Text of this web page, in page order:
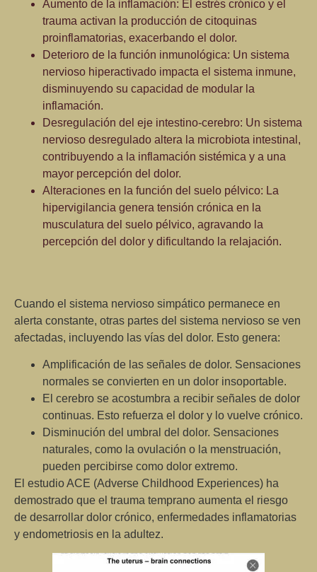
Aumento de la inflamación: El estrés crónico y el
trauma activan la producción de citoquinas
proinflamatorias, exacerbando el dolor.
Deterioro de la función inmunológica: Un sistema
nervioso hiperactivado impacta el sistema inmune,
disminuyendo su capacidad de modular la
inflamación.
Desregulación del eje intestino-cerebro: Un sistema
nervioso desregulado altera la microbiota intestinal,
contribuyendo a la inflamación sistémica y a una
mayor percepción del dolor.
Alteraciones en la función del suelo pélvico: La
hipervigilancia genera tensión crónica en la
musculatura del suelo pélvico, agravando la
percepción del dolor y dificultando la relajación.
Cuando el sistema nervioso simpático permanece en
alerta constante, otras partes del sistema nervioso se ven
afectadas, incluyendo las vías del dolor. Esto genera:
Amplificación de las señales de dolor. Sensaciones
normales se convierten en un dolor insoportable.
El cerebro se acostumbra a recibir señales de dolor
continuas. Esto refuerza el dolor y lo vuelve crónico.
Disminución del umbral del dolor. Sensaciones
naturales, como la ovulación o la menstruación,
pueden percibirse como dolor extremo.
El estudio ACE (Adverse Childhood Experiences) ha
demostrado que el trauma temprano aumenta el riesgo
de desarrollar dolor crónico, enfermedades inflamatorias
y endometriosis en la adultez.